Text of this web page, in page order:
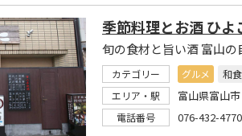
季節料理とお酒 ひよ
旬の食材と旨い酒 富山
カテゴリー グルメ
和食
エリア・駅
富山県富山
電話番号 076-432-4770